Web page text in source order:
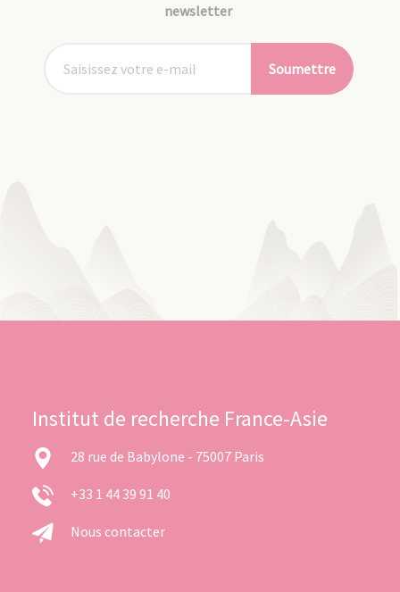
newsletter
Soumettre
Institut de recherche France-Asie
28 rue de Babylone - 75007 Paris
+33 1 44 39 91 40
Nous contacter